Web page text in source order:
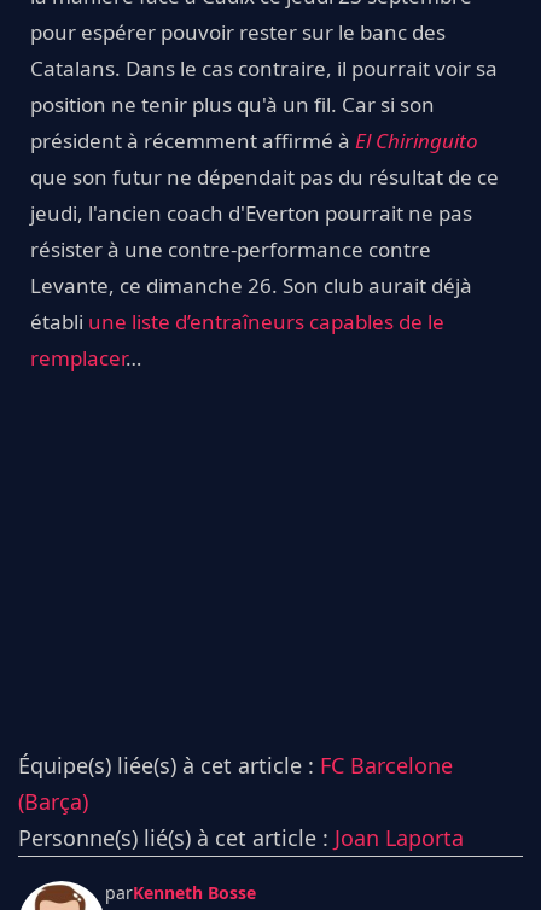
pour espérer pouvoir rester sur le banc des
Catalans. Dans le cas contraire, il pourrait voir sa
position ne tenir plus qu'à un fil. Car si son
président à récemment affirmé à El Chiringuito
que son futur ne dépendait pas du résultat de ce
jeudi, l'ancien coach d'Everton pourrait ne pas
résister à une contre-performance contre
Levante, ce dimanche 26. Son club aurait déjà
établi une liste d’entraîneurs capables de le
remplacer…
Équipe(s) liée(s) à cet article : FC Barcelone
(Barça)
Personne(s) lié(s) à cet article : Joan Laporta
parKenneth Bosse